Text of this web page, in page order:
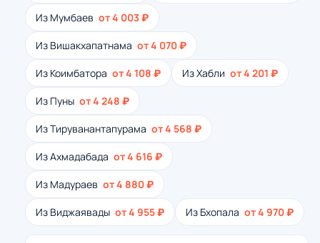
Из Мумбаев от 4 003 ₽
Из Вишакхапатнама от 4 070 ₽
Из Коимбатора от 4 108 ₽ Из Хабли от 4 201 ₽
Из Пуны от 4 248 ₽
Из Тируванантапурама от 4 568 ₽
Из Ахмадабада от 4 616 ₽
Из Мадураев от 4 880 ₽
Из Виджаявады от 4 955 ₽ Из Бхопала от 4 970 ₽